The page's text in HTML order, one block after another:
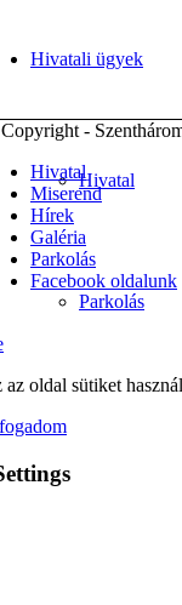
Hivatali ügyek
Hivatal
Parkolás
-
Hivatal
Miserend
Hírek
Galéria
Parkolás
Facebook oldalunk
az oldal sütiket